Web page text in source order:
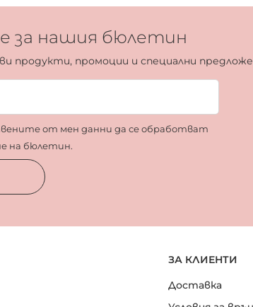
за нашия бюлетин
продукти, промоции и специални
от мен данни да се обработват
на бюлетин.
ЗА КЛИЕНТИ
Доставка